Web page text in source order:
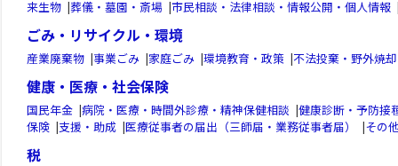
来生物 |葬儀・墓園・斎場 |市民相談・法律相談・情報公開・個人情報
ごみ・リサイクル・環境
産業廃棄物 |事業ごみ |家庭ごみ |環境教育・政策 |不法投棄・野外焼却
健康・医療・社会保険
国民年金 |病院・医療・時間外診療・精神保健相談 |健康診断・予防接
保険 |支援・助成 |医療従事者の届出（三師届・業務従事者届） |その
税